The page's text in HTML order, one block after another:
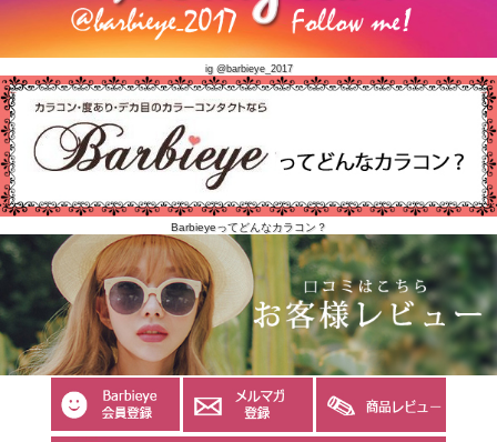
ig @barbieye_2017
Barbieyeってどんなカラコン？